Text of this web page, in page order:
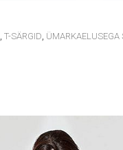
T-SÄRGID ÜMARKAELUSEGA